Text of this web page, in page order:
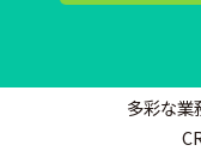
多彩な業